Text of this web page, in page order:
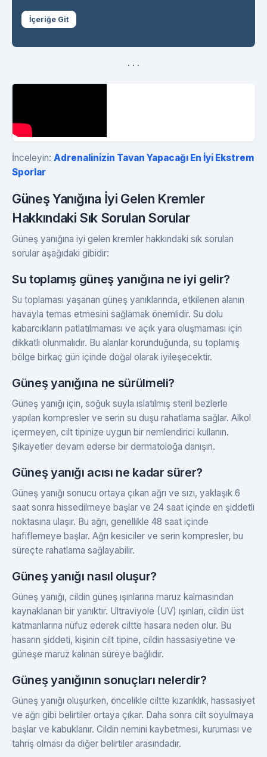
İçeriğe Git
. . .
İnceleyin: Adrenalinizin Tavan Yapacağı En İyi Ekstrem
Sporlar
Güneş Yanığına İyi Gelen Kremler
Hakkındaki Sık Sorulan Sorular
Güneş yanığına iyi gelen kremler hakkındaki sık sorulan
sorular aşağıdaki gibidir:
Su toplamış güneş yanığına ne iyi gelir?
Su toplaması yaşanan güneş yanıklarında, etkilenen alanın
havayla temas etmesini sağlamak önemlidir. Su dolu
kabarcıkların patlatılmaması ve açık yara oluşmaması için
dikkatli olunmalıdır. Bu alanlar korunduğunda, su toplamış
bölge birkaç gün içinde doğal olarak iyileşecektir.
Güneş yanığına ne sürülmeli?
Güneş yanığı için, soğuk suyla ıslatılmış steril bezlerle
yapılan kompresler ve serin su duşu rahatlama sağlar. Alkol
içermeyen, cilt tipinize uygun bir nemlendirici kullanın.
Şikayetler devam ederse bir dermatoloğa danışın.
Güneş yanığı acısı ne kadar sürer?
Güneş yanığı sonucu ortaya çıkan ağrı ve sızı, yaklaşık 6
saat sonra hissedilmeye başlar ve 24 saat içinde en şiddetli
noktasına ulaşır. Bu ağrı, genellikle 48 saat içinde
hafiflemeye başlar. Ağrı kesiciler ve serin kompresler, bu
süreçte rahatlama sağlayabilir.
Güneş yanığı nasıl oluşur?
Güneş yanığı, cildin güneş ışınlarına maruz kalmasından
kaynaklanan bir yanıktır. Ultraviyole (UV) ışınları, cildin üst
katmanlarına nüfuz ederek ciltte hasara neden olur. Bu
hasarın şiddeti, kişinin cilt tipine, cildin hassasiyetine ve
güneşe maruz kalınan süreye bağlıdır.
Güneş yanığının sonuçları nelerdir?
Güneş yanığı oluşurken, öncelikle ciltte kızarıklık, hassasiyet
ve ağrı gibi belirtiler ortaya çıkar. Daha sonra cilt soyulmaya
başlar ve kabuklanır. Cildin nemini kaybetmesi, kuruması ve
tahriş olması da diğer belirtiler arasındadır.